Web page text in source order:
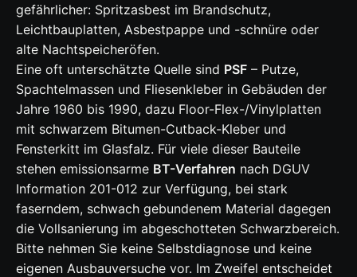
gefährlicher: Spritzasbest im Brandschutz,
Leichtbauplatten, Asbestpappe und -schnüre oder
alte Nachtspeicheröfen.
Eine oft unterschätzte Quelle sind PSF – Putze,
Spachtelmassen und Fliesenkleber in Gebäuden der
Jahre 1960 bis 1990, dazu Floor-Flex-/Vinylplatten
mit schwarzem Bitumen-Cutback-Kleber und
Fensterkitt im Glasfalz. Für viele dieser Bauteile
stehen emissionsarme BT-Verfahren nach DGUV
Information 201-012 zur Verfügung, bei stark
faserndem, schwach gebundenem Material dagegen
die Vollsanierung im abgeschotteten Schwarzbereich.
Bitte nehmen Sie keine Selbstdiagnose und keine
eigenen Ausbauversuche vor. Im Zweifel entscheidet